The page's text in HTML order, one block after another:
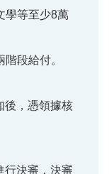
學等至少8萬
段給付。
後，憑領據核
行決審，決審